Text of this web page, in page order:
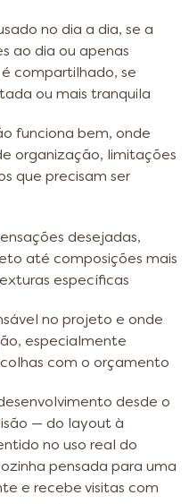
no dia a dia, se a
ao dia ou apenas
compartilhado, se
ou mais tranquila
funciona bem, onde
organização, limitações
que precisam ser
desejadas,
até composições mais
específicas
no projeto e onde
especialmente
com o orçamento
desde o
— do layout à
no uso real do
pensada para uma
e recebe visitas com